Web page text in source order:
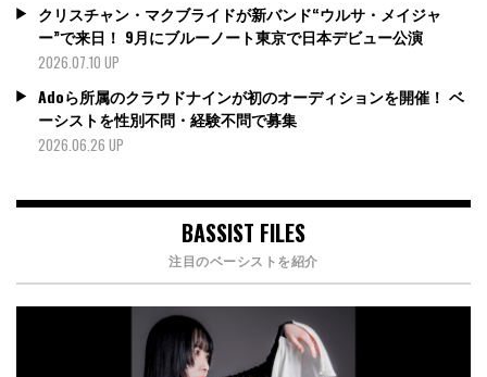
クリスチャン・マクブライドが新バンド“ウルサ・メイジャ
ー”で来日！ 9月にブルーノート東京で日本デビュー公演
2026.07.10 UP
Adoら所属のクラウドナインが初のオーディションを開催！ ベ
ーシストを性別不問・経験不問で募集
2026.06.26 UP
BASSIST FILES
注目のベーシストを紹介